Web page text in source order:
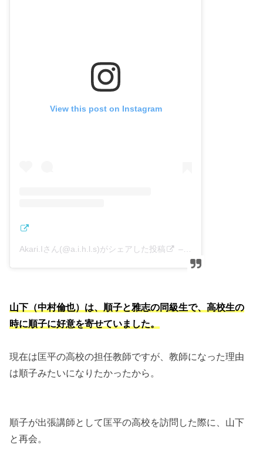
View this post on Instagram
Akari.Iさん(@a.i.h.l.s)がシェアした投稿 –
山下（中村倫也）は、順子と雅志の同級生で、高校生の
時に順子に好意を寄せていました。
現在は匡平の高校の担任教師ですが、教師になった理由
は順子みたいになりたかったから。
順子が出張講師として匡平の高校を訪問した際に、山下
と再会。